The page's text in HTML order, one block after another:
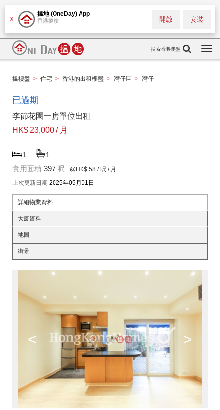
X
搵地 (OneDay) App
香港搵樓 安裝
開啟
搜索香港樓盤
搵樓盤 > 住宅 > 香港的出租樓盤 > 灣仔區 > 灣仔
已過期
李節花園一房單位出租
HK$ 23,000 / 月
1 1
實用面積 397 呎 @HK$ 58 / 呎 / 月
上次更新日期 2025年05月01日
詳細物業資料
大廈資料
地圖
街景
< >